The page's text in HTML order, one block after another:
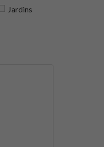
Jardins